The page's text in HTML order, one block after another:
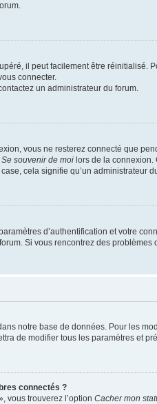
il peut facilement être réinitialisé.
connecter.
un administrateur du forum.
vous ne resterez connecté que
Se souvenir de moi lors de la
cela signifie qu’un administrateur
d’authentification et votre
Si vous rencontrez des
notre base de données. Pour les
de modifier tous les paramètres et
connectés ?
vous trouverez l’option Cacher mon